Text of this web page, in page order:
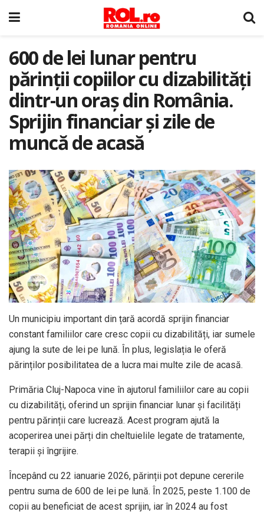
600 de lei lunar pentru
părinții copiilor cu dizabilități
dintr-un oraș din România.
Sprijin financiar și zile de
muncă de acasă
Un municipiu important din țară acordă sprijin financiar
constant familiilor care cresc copii cu dizabilități, iar sumele
ajung la sute de lei pe lună. În plus, legislația le oferă
părinților posibilitatea de a lucra mai multe zile de acasă.
Primăria Cluj-Napoca vine în ajutorul familiilor care au copii
cu dizabilități, oferind un sprijin financiar lunar și facilități
pentru părinții care lucrează. Acest program ajută la
acoperirea unei părți din cheltuielile legate de tratamente,
terapii și îngrijire.
Începând cu 22 ianuarie 2026, părinții pot depune cererile
pentru suma de 600 de lei pe lună. În 2025, peste 1.100 de
copii au beneficiat de acest sprijin, iar în 2024 au fost